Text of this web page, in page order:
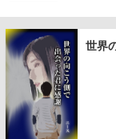
世界